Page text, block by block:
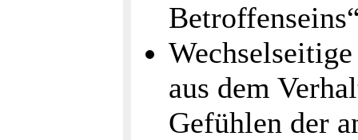
aus dem
Gefühlen der